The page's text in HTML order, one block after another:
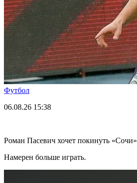
Футбол
06.08.26 15:38
Роман Пасевич хочет покинуть «Сочи»
Намерен больше играть.